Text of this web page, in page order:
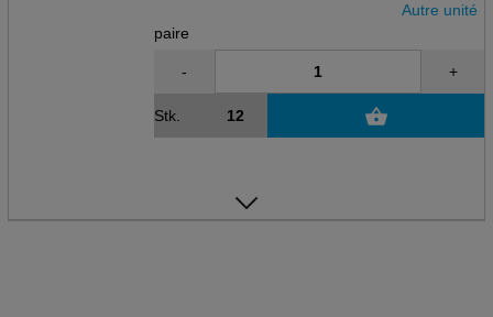
Autre unité
paire
- +
Stk.